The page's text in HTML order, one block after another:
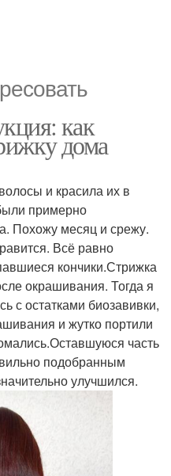
как
дома
и красила их в
примерно
Похожу месяц и срежу.
Всё равно
кончики.Стрижка
окрашивания. Тогда я
с остатками биозавивки,
и жутко портили
часть
подобранным
улучшился.